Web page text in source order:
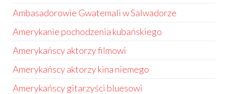
Ambasadorowie Gwatemali w Salwadorze
Amerykanie pochodzenia kubańskiego
Amerykańscy aktorzy filmowi
Amerykańscy aktorzy kina niemego
Amerykańscy gitarzyści bluesowi